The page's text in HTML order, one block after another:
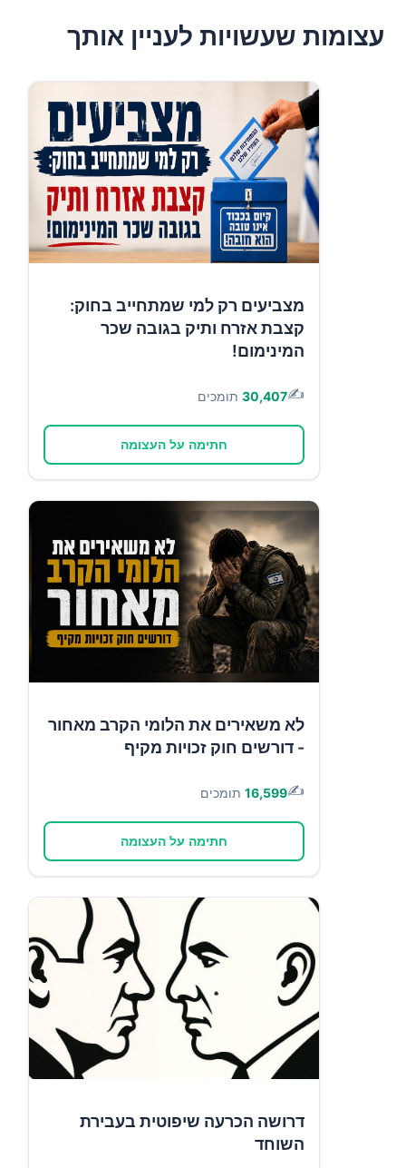
עצומות שעשויות לעניין אותך
מצביעים רק למי שמתחייב בחוק:
קצבת אזרח ותיק בגובה שכר
המינימום!
✍️
30,407 תומכים
חתימה על העצומה
לא משאירים את הלומי הקרב מאחור
- דורשים חוק זכויות מקיף
✍️
16,599 תומכים
חתימה על העצומה
דרושה הכרעה שיפוטית בעבירת
השוחד